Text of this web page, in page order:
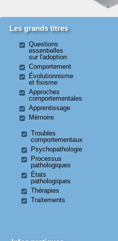
Les grands titres
Questions
essentielles
sur l'adoption
Comportement
Évolutionnisme
et fixisme
Approches
comportementales
Apprentissage
Mémoire
Troubles
comportementaux
Psychopathologie
Processus
pathologiques
États
pathologiques
Thérapies
Traitements